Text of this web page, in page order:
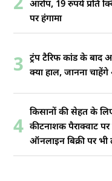
आरोप, 19 रुपये प्रति
पर हंगामा
3 ट्रंप टैरिफ कांड के बाद
क्या हाल, जानना
4
किसानों की सेहत के
कीटनाशक पैराक्वाट
ऑनलाइन बिक्री पर भी